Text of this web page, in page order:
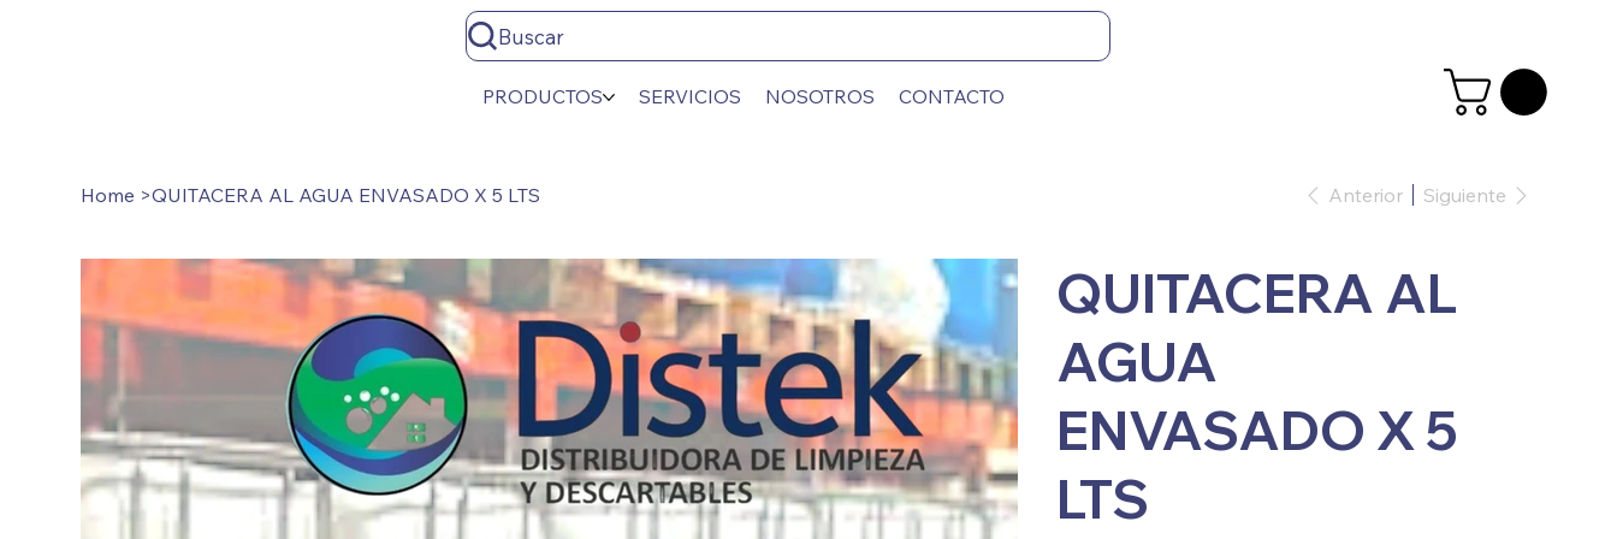
Buscar
PRODUCTOS SERVICIOS NOSOTROS CONTACTO
Home >QUITACERA AL AGUA ENVASADO X 5 LTS Anterior Siguiente
QUITACERA AL
AGUA
ENVASADO X 5
LTS